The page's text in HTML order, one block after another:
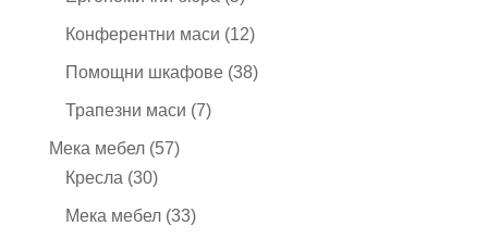
продукта
Конферентни маси 1212
продукта
Помощни шкафове 3838
Трапезни маси 77
Мека мебел 5757
Кресла 3030
продукта
Мека мебел 3333